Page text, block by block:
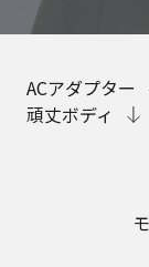
ACアダプター
頑丈ボディ